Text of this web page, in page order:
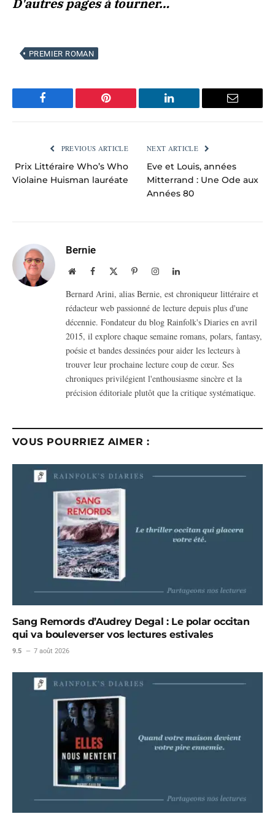
D'autres pages à tourner…
PREMIER ROMAN
Facebook Pinterest LinkedIn Email
PREVIOUS ARTICLE
Prix Littéraire Who’s Who
Violaine Huisman lauréate
NEXT ARTICLE
Eve et Louis, années
Mitterrand : Une Ode aux
Années 80
Bernie
WebsiteFacebook PinterestInstagramLinkedIn
Bernard Arini, alias Bernie, est chroniqueur littéraire et
rédacteur web passionné de lecture depuis plus d'une
décennie. Fondateur du blog Rainfolk's Diaries en avril
2015, il explore chaque semaine romans, polars, fantasy,
poésie et bandes dessinées pour aider les lecteurs à
trouver leur prochaine lecture coup de cœur. Ses
chroniques privilégient l'enthousiasme sincère et la
précision éditoriale plutôt que la critique systématique.
VOUS POURRIEZ AIMER :
Sang Remords d’Audrey Degal : Le polar occitan
qui va bouleverser vos lectures estivales
9.5 7 août 2026